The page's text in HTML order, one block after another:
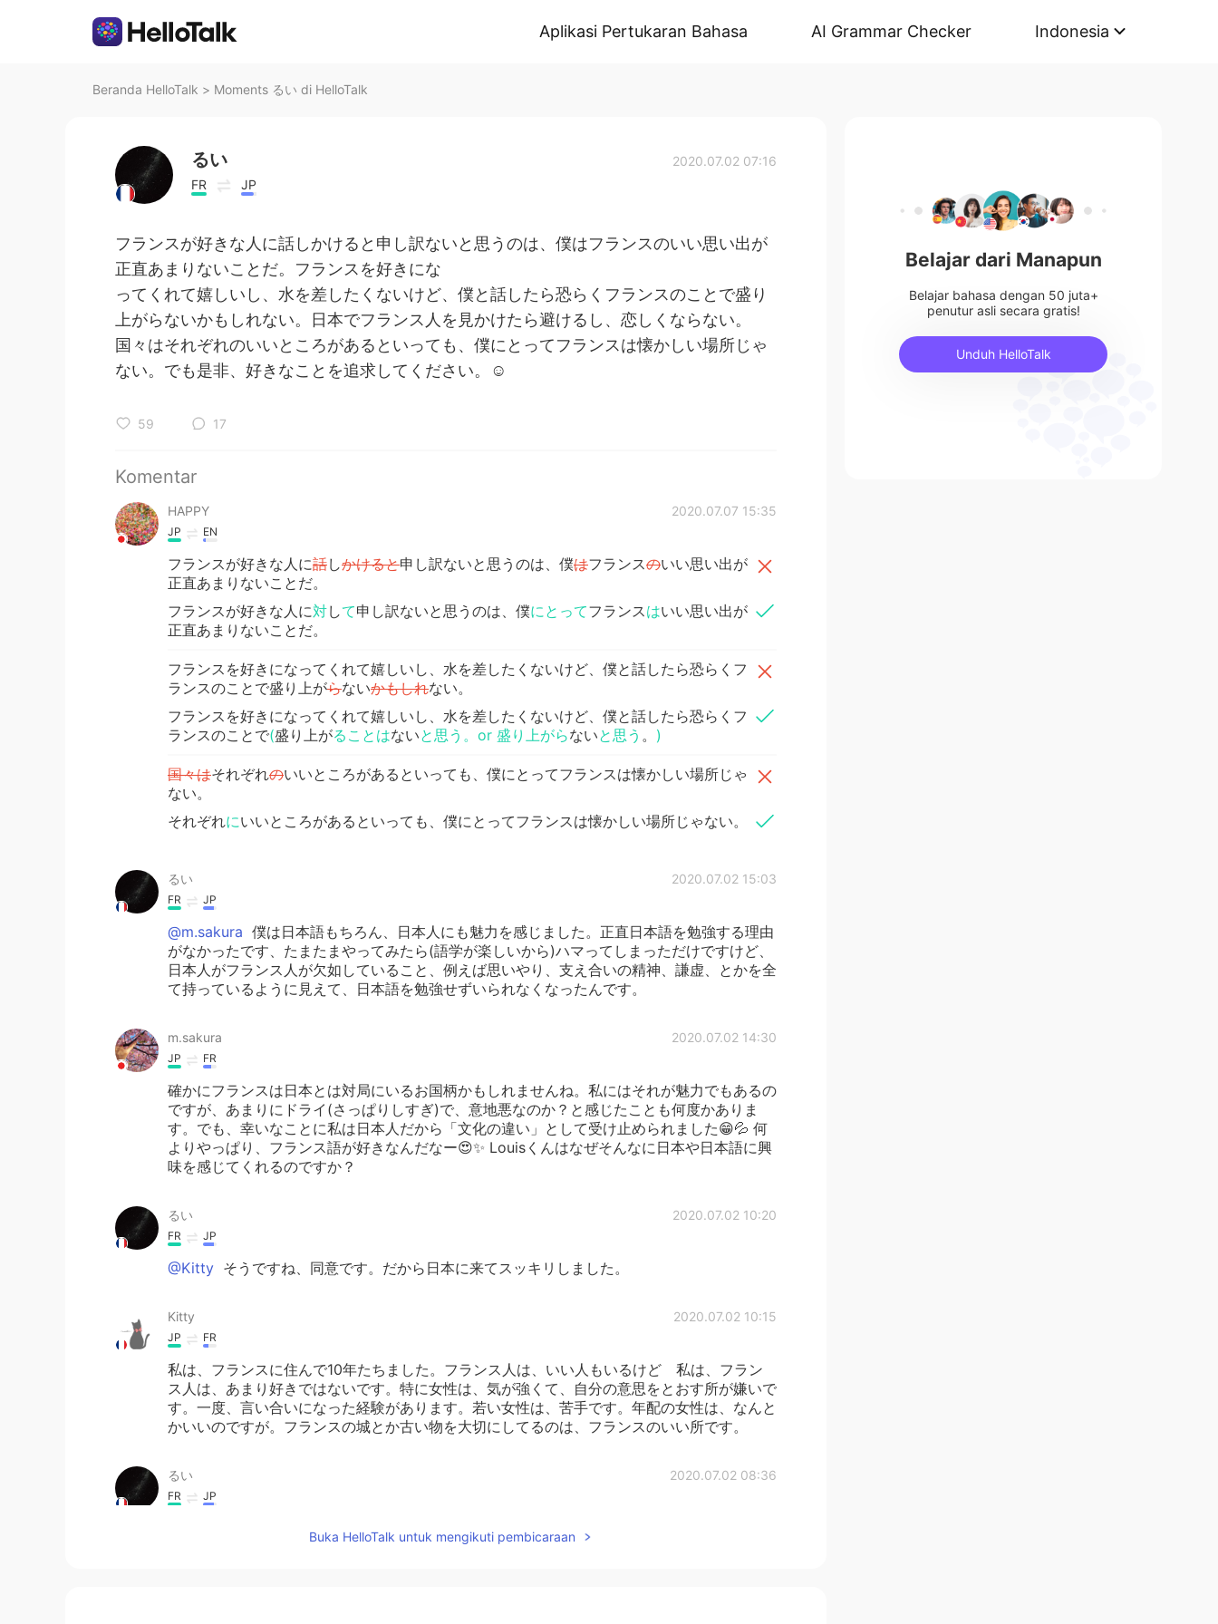
Aplikasi Pertukaran Bahasa AI Grammar Checker Indonesia
Beranda HelloTalk > Moments るい di HelloTalk
るい
FR JP
2020.07.02 07:16
フランスが好きな人に話しかけると申し訳ないと思うのは、僕はフランスのいい思い出が
正直あまりないことだ。フランスを好きにな
ってくれて嬉しいし、水を差したくないけど、僕と話したら恐らくフランスのことで盛り
上がらないかもしれない。日本でフランス人を見かけたら避けるし、恋しくならない。
国々はそれぞれのいいところがあるといっても、僕にとってフランスは懐かしい場所じゃ
ない。でも是非、好きなことを追求してください。☺️
59 17
Komentar
HAPPY 2020.07.07 15:35
JP EN
フランスが好きな人に話しかけると申し訳ないと思うのは、僕はフランスのいい思い出が
正直あまりないことだ。
フランスが好きな人に対して申し訳ないと思うのは、僕にとってフランスはいい思い出が
正直あまりないことだ。
フランスを好きになってくれて嬉しいし、水を差したくないけど、僕と話したら恐らくフ
ランスのことで盛り上がらないかもしれない。
フランスを好きになってくれて嬉しいし、水を差したくないけど、僕と話したら恐らくフ
ランスのことで(盛り上がることはないと思う。or 盛り上がらないと思う 。 )
国々はそれぞれのいいところがあるといっても、僕にとってフランスは懐かしい場所じゃ
ない。
それぞれにいいところがあるといっても、僕にとってフランスは懐かしい場所じゃない。
るい 2020.07.02 15:03
FR JP
@m.sakura 僕は日本語もちろん、日本人にも魅力を感じました。正直日本語を勉強する理由
がなかったです、たまたまやってみたら(語学が楽しいから)ハマってしまっただけですけど、
日本人がフランス人が欠如していること、例えば思いやり、支え合いの精神、謙虚、とかを全
て持っているように見えて、日本語を勉強せずいられなくなったんです。
m.sakura 2020.07.02 14:30
JP FR
確かにフランスは日本とは対局にいるお国柄かもしれませんね。私にはそれが魅力でもあるの
ですが、あまりにドライ(さっぱりしすぎ)で、意地悪なのか？と感じたことも何度かありま
す。でも、幸いなことに私は日本人だから「文化の違い」として受け止められました😁💦 何
よりやっぱり、フランス語が好きなんだなー😍✨ Louisくんはなぜそんなに日本や日本語に興
味を感じてくれるのですか？
るい 2020.07.02 10:20
FR JP
@Kitty そうですね、同意です。だから日本に来てスッキリしました。
Kitty 2020.07.02 10:15
JP FR
私は、フランスに住んで10年たちました。フランス人は、いい人もいるけど 私は、フラン
ス人は、あまり好きではないです。特に女性は、気が強くて、自分の意思をとおす所が嫌いで
す。一度、言い合いになった経験があります。若い女性は、苦手です。年配の女性は、なんと
かいいのですが。フランスの城とか古い物を大切にしてるのは、フランスのいい所です。
るい 2020.07.02 08:36
FR JP
フランス人が他のフランス人に厳しい傾向があると思います。多分。それとも全て僕
の主観に過ぎないで、価値のないデタラメでした😂
Buka HelloTalk untuk mengikuti pembicaraan
Belajar dari Manapun
Belajar bahasa dengan 50 juta+
penutur asli secara gratis!
Unduh HelloTalk